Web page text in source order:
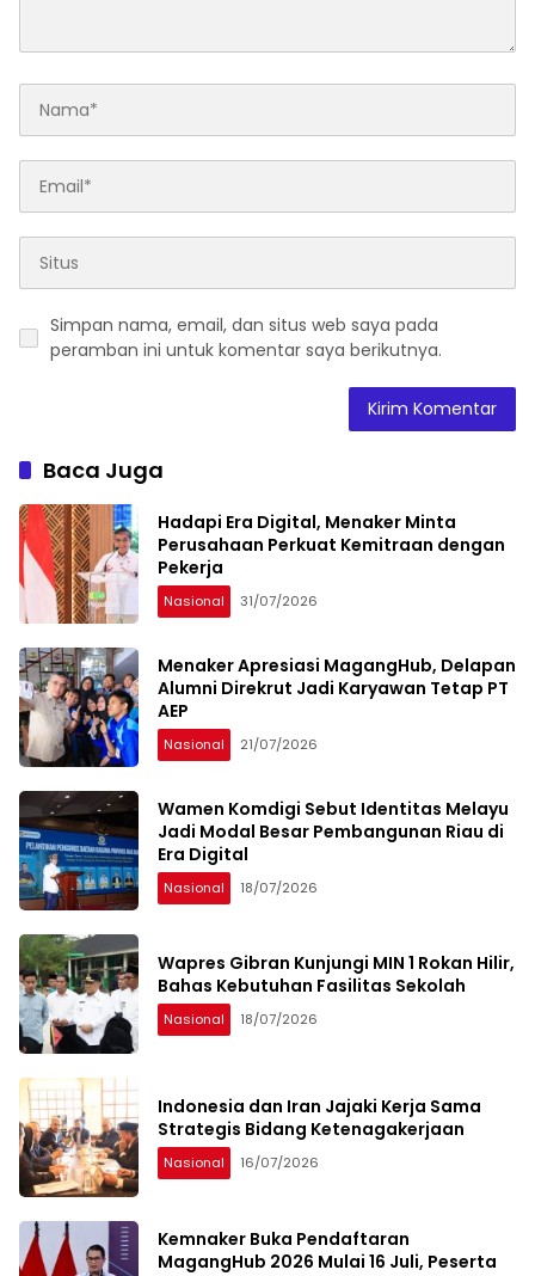
Simpan nama, email, dan situs web saya pada
peramban ini untuk komentar saya berikutnya.
Baca Juga
Hadapi Era Digital, Menaker Minta
Perusahaan Perkuat Kemitraan dengan
Pekerja
Nasional 31/07/2026
Menaker Apresiasi MagangHub, Delapan
Alumni Direkrut Jadi Karyawan Tetap PT
AEP
Nasional 21/07/2026
Wamen Komdigi Sebut Identitas Melayu
Jadi Modal Besar Pembangunan Riau di
Era Digital
Nasional 18/07/2026
Wapres Gibran Kunjungi MIN 1 Rokan Hilir,
Bahas Kebutuhan Fasilitas Sekolah
Nasional 18/07/2026
Indonesia dan Iran Jajaki Kerja Sama
Strategis Bidang Ketenagakerjaan
Nasional 16/07/2026
Kemnaker Buka Pendaftaran
MagangHub 2026 Mulai 16 Juli, Peserta